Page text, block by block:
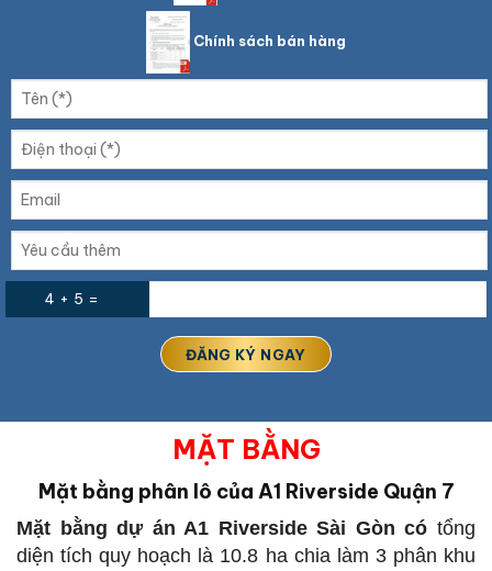
Chính sách bán hàng
4 + 5 =
MẶT BẰNG
Mặt bằng phân lô của A1 Riverside Quận 7
Mặt bằng dự án A1 Riverside Sài Gòn cótổng
diện tích quy hoạch là 10.8 ha chia làm 3 phân khu